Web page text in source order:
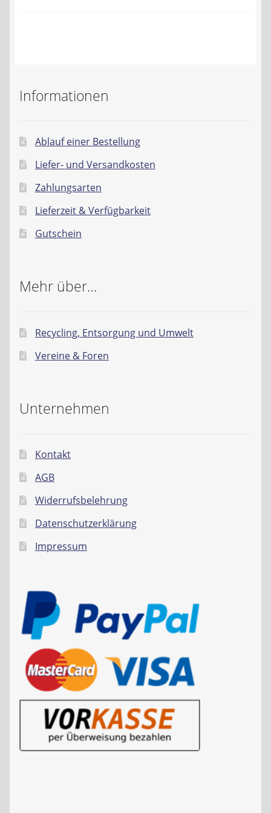
Datenschutzerklärung
Impressum
Informationen
Ablauf einer Bestellung
Liefer- und Versandkosten
Zahlungsarten
Lieferzeit & Verfügbarkeit
Gutschein
Mehr über…
Recycling, Entsorgung und Umwelt
Vereine & Foren
Unternehmen
Kontakt
AGB
Widerrufsbelehrung
Datenschutzerklärung
Impressum